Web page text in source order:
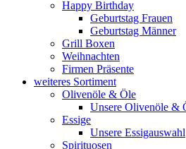
Happy Birthday
Geburtstag Frauen
Geburtstag Männer
Grill Boxen
Weihnachten
Firmen Präsente
weiteres Sortiment
Olivenöle & Öle
Unsere Olivenöle &
Essige
Unsere Essigauswahl
Spirituosen